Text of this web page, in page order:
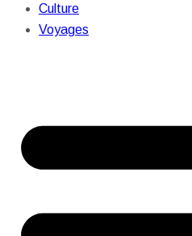
Culture
Voyages